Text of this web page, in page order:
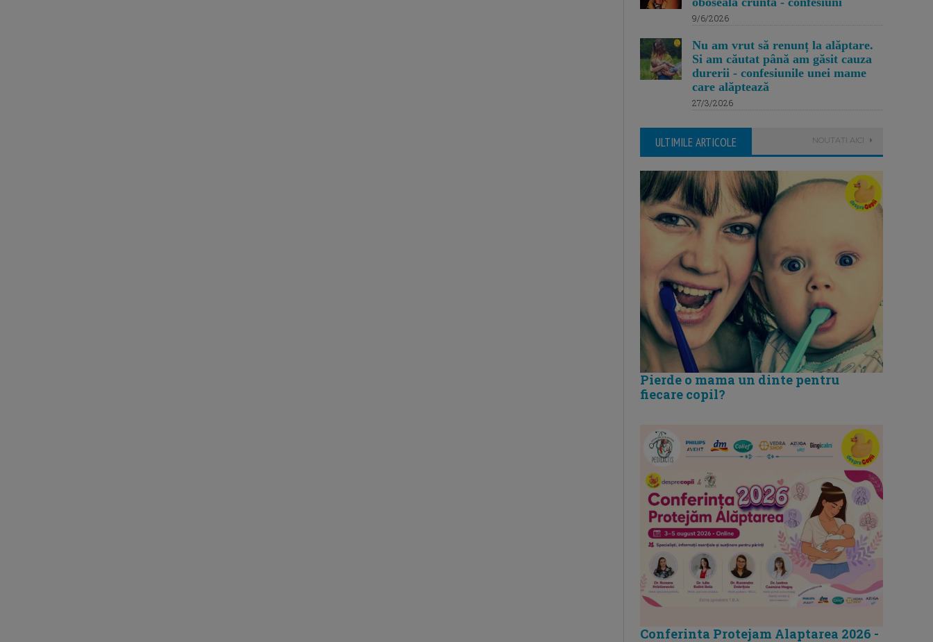
9/6/2026
Nu am vrut să renunț la alăptare.
Si am căutat până am găsit cauza
durerii - confesiunile unei mame
care alăptează
27/3/2026
ULTIMILE ARTICOLE NOUTATI AICI
Pierde o mama un dinte pentru
fiecare copil?
Conferinta Protejam Alaptarea 2026 -